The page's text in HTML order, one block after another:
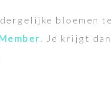
bloemen
. Je krijgt